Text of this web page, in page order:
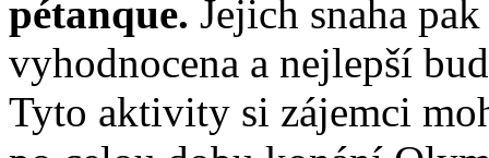
pétanque. Jejich snaha
vyhodnocena a nejlepší
Tyto aktivity si zájemci